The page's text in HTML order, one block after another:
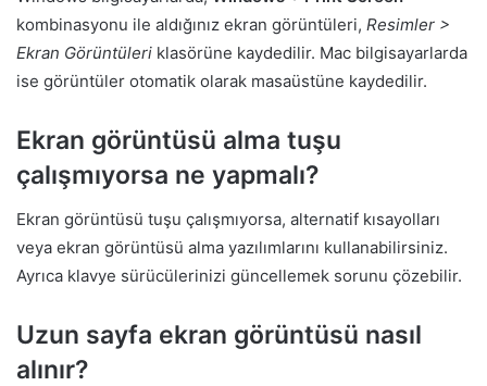
kombinasyonu ile aldığınız ekran görüntüleri, Resimler >
Ekran Görüntüleri klasörüne kaydedilir. Mac bilgisayarlarda
ise görüntüler otomatik olarak masaüstüne kaydedilir.
Ekran görüntüsü alma tuşu
çalışmıyorsa ne yapmalı?
Ekran görüntüsü tuşu çalışmıyorsa, alternatif kısayolları
veya ekran görüntüsü alma yazılımlarını kullanabilirsiniz.
Ayrıca klavye sürücülerinizi güncellemek sorunu çözebilir.
Uzun sayfa ekran görüntüsü nasıl
alınır?